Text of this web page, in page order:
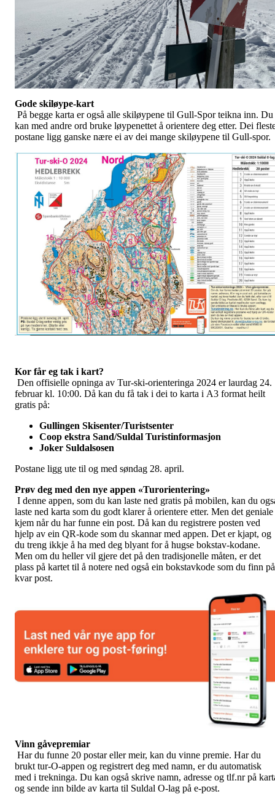
Gode skiløype-kart
På begge karta er også alle skiløypene til Gull-Spor teikna inn. Du
kan med andre ord bruke løypenettet å orientere deg etter. Dei
postane ligg ganske nære ei av dei mange skiløypene til Gull-spor.
Kor får eg tak i kart?
Den offisielle opninga av Tur-ski-orienteringa 2024 er laurdag 24.
februar kl. 10:00. Då kan du få tak i dei to karta i A3 format heilt
gratis på:
Gullingen Skisenter/Turistsenter
Coop ekstra Sand/Suldal Turistinformasjon
Joker Suldalsosen
Postane ligg ute til og med søndag 28. april.
Prøv deg med den nye appen «Turorientering»
I denne appen, som du kan laste ned gratis på mobilen, kan du
laste ned karta som du godt klarer å orientere etter. Men det geniale
kjem når du har funne ein post. Då kan du registrere posten ved
hjelp av ein QR-kode som du skannar med appen. Det er kjapt, og
du treng ikkje å ha med deg blyant for å hugse bokstav-kodane.
Men om du heller vil gjere det på den tradisjonelle måten, er det
plass på kartet til å notere ned også ein bokstavkode som du finn på
kvar post.
Vinn gåvepremiar
Har du funne 20 postar eller meir, kan du vinne premie. Har du
brukt tur-O-appen og registrert deg med namn, er du automatisk
med i trekninga. Du kan også skrive namn, adresse og tlf.nr på
og sende inn bilde av karta til Suldal O-lag på e-post.